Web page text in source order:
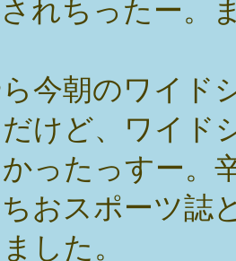
れちったー。
今朝のワイド
けど、ワイド
ったっすー。
おスポーツ誌
した。